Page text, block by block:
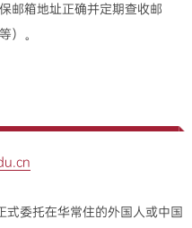
邮箱地址正确并定期查收邮
）。
委托在华常住的外国人或中国